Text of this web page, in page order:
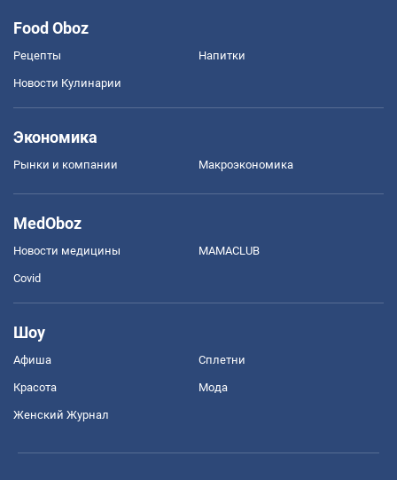
Food Oboz
Рецепты Напитки
Новости Кулинарии
Экономика
Рынки и компании Mакроэкономика
MedOboz
Новости медицины MAMACLUB
Covid
Шоу
Афиша Сплетни
Красота Мода
Женский Журнал